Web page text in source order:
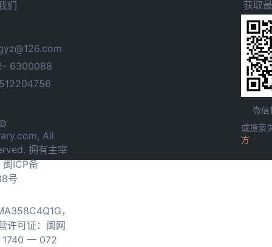
们
6300088
All
拥有主宰
闽ICP备
号
，
许可证：闽网
一 072
获取
微信
或搜索
方